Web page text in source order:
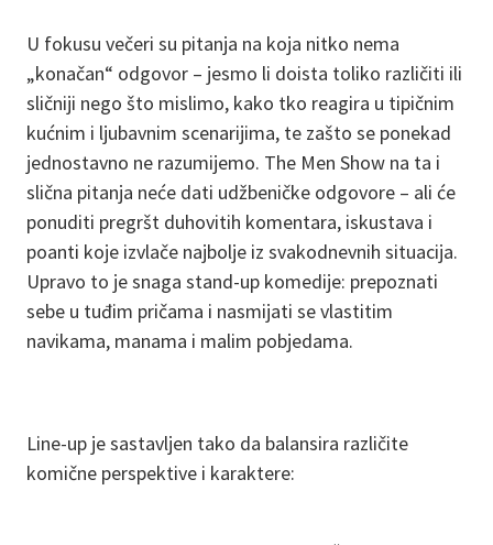
U fokusu večeri su pitanja na koja nitko nema
„konačan“ odgovor – jesmo li doista toliko različiti ili
sličniji nego što mislimo, kako tko reagira u tipičnim
kućnim i ljubavnim scenarijima, te zašto se ponekad
jednostavno ne razumijemo. The Men Show na ta i
slična pitanja neće dati udžbeničke odgovore – ali će
ponuditi pregršt duhovitih komentara, iskustava i
poanti koje izvlače najbolje iz svakodnevnih situacija.
Upravo to je snaga stand-up komedije: prepoznati
sebe u tuđim pričama i nasmijati se vlastitim
navikama, manama i malim pobjedama.
Line-up je sastavljen tako da balansira različite
komične perspektive i karaktere: